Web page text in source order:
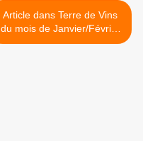
Article dans Terre de Vins
du mois de Janvier/Février
2012 >